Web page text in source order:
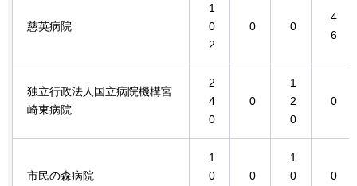
慈英病院
1
0
2
0 0
4
6
独立行政法人国立病院機構宮
崎東病院
2
4
0
0
1
2
0
0
市民の森病院
1
0
0
1
0
0